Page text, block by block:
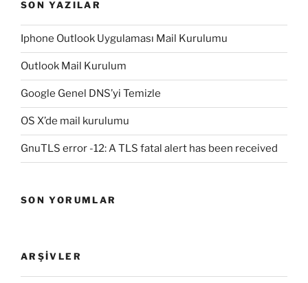
SON YAZILAR
Iphone Outlook Uygulaması Mail Kurulumu
Outlook Mail Kurulum
Google Genel DNS’yi Temizle
OS X’de mail kurulumu
GnuTLS error -12: A TLS fatal alert has been received
SON YORUMLAR
ARŞIVLER